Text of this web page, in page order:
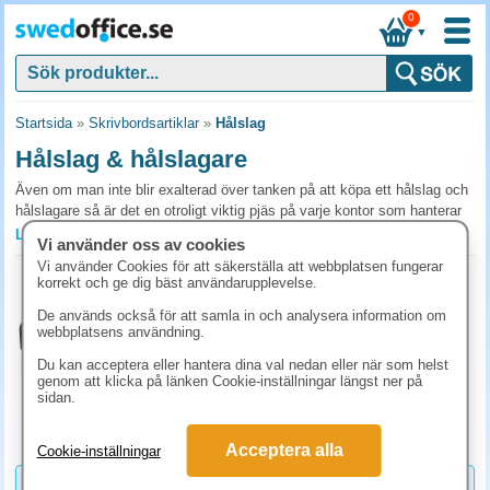
▼
0
Startsida» Skrivbordsartiklar» Hålslag
Hålslag & hålslagare
Även om man inte blir exalterad över tanken på att köpa ett hålslag och
hålslagare så är det en otroligt viktig pjäs på varje kontor som hanterar
stora mängder papper. På de flesta kontor så behöver man då och då
arkivera olika papper, oavsett om det är viktiga handlingar, kontrakt eller
dokument som rör verksamheten. Med ett hålslag gör du enkelt hål i
dina utskrivna papper så att de på ett smidigt sätt kan föras in i en pärm
och arkiveras.
Brett utbud av olika hålslag och hålslagare
Hålslag är ett verktyg som även är bra för studenten, eleven och i
hålla ordning och reda på sina papper utan att förlora dem. Hos oss på
SwedOffice kan du i ett brett utbud välja mellan olika modeller beroende
på hur många ark du vill håla åt gången, samt vilken typ av hålning du
Läs mer »
Hålslag standard svart
118.80 kr (inkl. moms)
Vi använder oss av cookies
Vi använder Cookies för att säkerställa att webbplatsen fungerar
korrekt och ge dig bäst användarupplevelse.
De används också för att samla in och analysera information om
webbplatsens användning.
Du kan acceptera eller hantera dina val nedan eller när som helst
genom att klicka på länken Cookie-inställningar längst ner på
sidan.
Cookie-inställningar Acceptera alla